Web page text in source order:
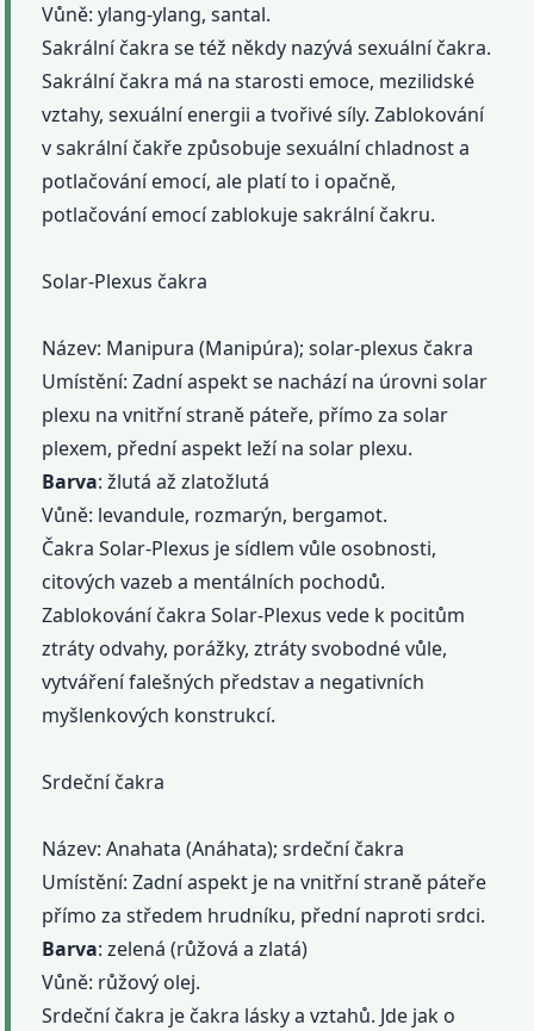
Vůně: ylang-ylang, santal.
Sakrální čakra se též někdy nazývá sexuální čakra.
Sakrální čakra má na starosti emoce, mezilidské
vztahy, sexuální energii a tvořivé síly. Zablokování
v sakrální čakře způsobuje sexuální chladnost a
potlačování emocí, ale platí to i opačně,
potlačování emocí zablokuje sakrální čakru.
Solar-Plexus čakra
Název: Manipura (Manipúra); solar-plexus čakra
Umístění: Zadní aspekt se nachází na úrovni solar
plexu na vnitřní straně páteře, přímo za solar
plexem, přední aspekt leží na solar plexu.
Barva: žlutá až zlatožlutá
Vůně: levandule, rozmarýn, bergamot.
Čakra Solar-Plexus je sídlem vůle osobnosti,
citových vazeb a mentálních pochodů.
Zablokování čakra Solar-Plexus vede k pocitům
ztráty odvahy, porážky, ztráty svobodné vůle,
vytváření falešných představ a negativních
myšlenkových konstrukcí.
Srdeční čakra
Název: Anahata (Anáhata); srdeční čakra
Umístění: Zadní aspekt je na vnitřní straně páteře
přímo za středem hrudníku, přední naproti srdci.
Barva: zelená (růžová a zlatá)
Vůně: růžový olej.
Srdeční čakra je čakra lásky a vztahů. Jde jak o